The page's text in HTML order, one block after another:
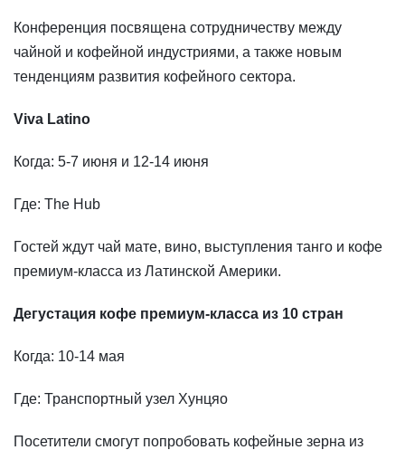
Конференция посвящена сотрудничеству между
чайной и кофейной индустриями, а также новым
тенденциям развития кофейного сектора.
Viva Latino
Когда: 5-7 июня и 12-14 июня
Где: The Hub
Гостей ждут чай мате, вино, выступления танго и кофе
премиум-класса из Латинской Америки.
Дегустация кофе премиум-класса из 10 стран
Когда: 10-14 мая
Где: Транспортный узел Хунцяо
Посетители смогут попробовать кофейные зерна из